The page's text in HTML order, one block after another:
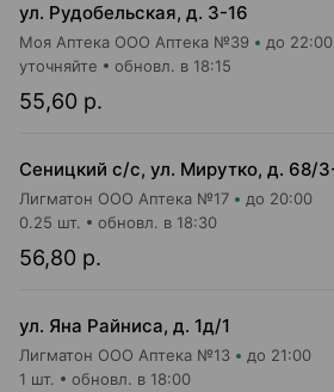
ул. Рудобельская, д. 3-16
Моя Аптека ООО Аптека №39 до 22:00
55,60 р.
уточняйте обновл. в 18:15
Лигматон ООО Аптека №17 до 20:00
56,80 р.
0.25 шт. обновл. в 18:30
ул. Яна Райниса, д. 1д/1
Лигматон ООО Аптека №13 до 21:00
1 шт. обновл. в 18:00